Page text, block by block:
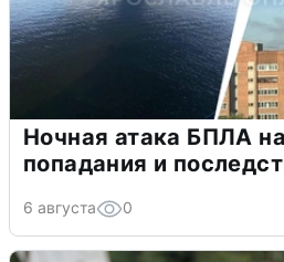
Ночная атака БПЛА
попадания и
6 августа 0